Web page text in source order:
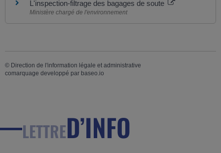
L'inspection-filtrage des bagages de soute
Ministère chargé de l'environnement
© Direction de l'information légale et administrative
comarquage developpé par baseo.io
LETTRED’INFO